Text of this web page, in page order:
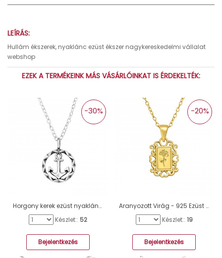
LEÍRÁS:
Hullám ékszerek, nyaklánc ezüst ékszer nagykereskedelmi vállalat
webshop
EZEK A TERMÉKEINK MÁS VÁSÁRLÓINKAT IS ÉRDEKELTÉK:
Horgony kerek ezüst nyaklánc - 925 Ezüst Kő Nélküli Nyakláncok A4S46278
-30%
Készlet:: 52
Bejelentkezés
Aranyozott Virág - 925 Ezüst Kő Nélküli Nyakláncok A4S40569
-20%
Készlet:: 19
Bejelentkezés